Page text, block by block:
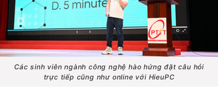
Các sinh viên ngành công nghệ hào hứng đặt câu hỏi
trực tiếp cũng như online với HieuPC